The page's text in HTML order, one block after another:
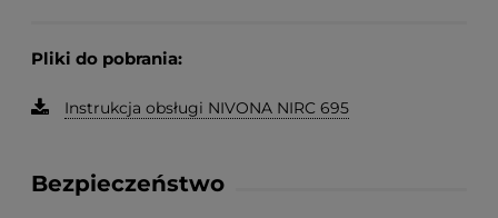
Pliki do pobrania:
Instrukcja obsługi NIVONA NIRC 695
Bezpieczeństwo